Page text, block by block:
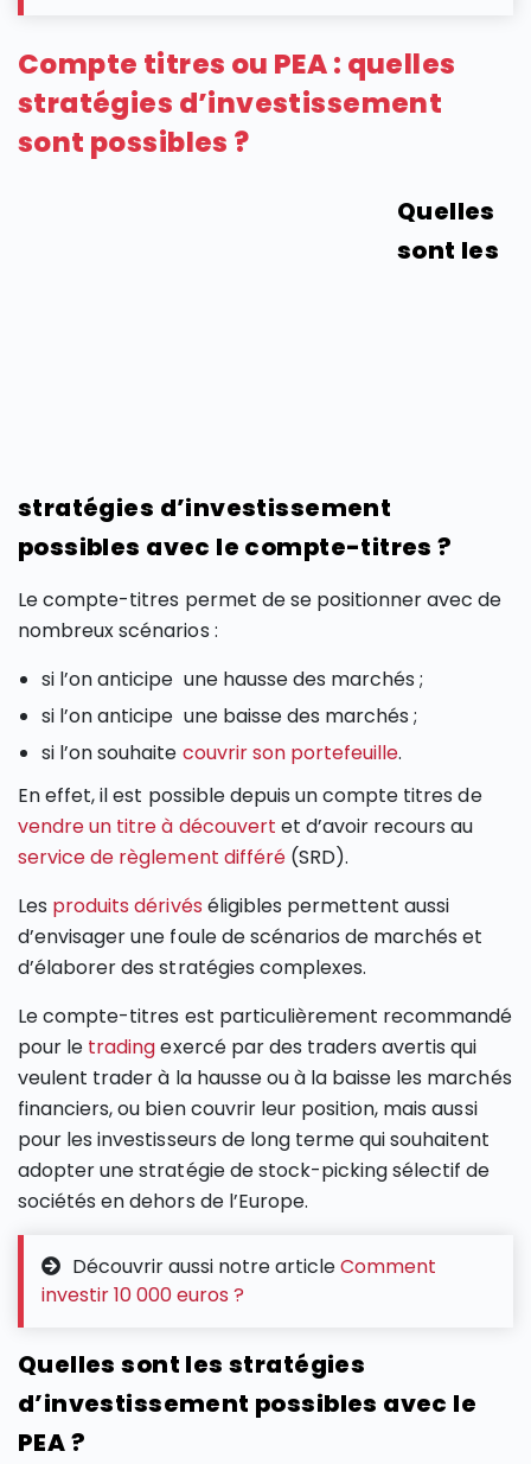
Compte titres ou PEA : quelles
stratégies d’investissement
sont possibles ?
Quelles
sont les
stratégies d’investissement
possibles avec le compte-titres ?
Le compte-titres permet de se positionner avec de
nombreux scénarios :
si l’on anticipe une hausse des marchés ;
si l’on anticipe une baisse des marchés ;
si l’on souhaite couvrir son portefeuille.
En effet, il est possible depuis un compte titres de
vendre un titre à découvert et d’avoir recours au
service de règlement différé(SRD).
Les produits dérivés éligibles permettent aussi
d’envisager une foule de scénarios de marchés et
d’élaborer des stratégies complexes.
Le compte-titres est particulièrement recommandé
pour le tradingexercé par des traders avertis qui
veulent trader à la hausse ou à la baisse les marchés
financiers, ou bien couvrir leur position, mais aussi
pour les investisseurs de long terme qui souhaitent
adopter une stratégie de stock-picking sélectif de
sociétés en dehors de l’Europe.
Découvrir aussi notre articleComment
investir 10 000 euros ?
Quelles sont les stratégies
d’investissement possibles avec le
PEA ?